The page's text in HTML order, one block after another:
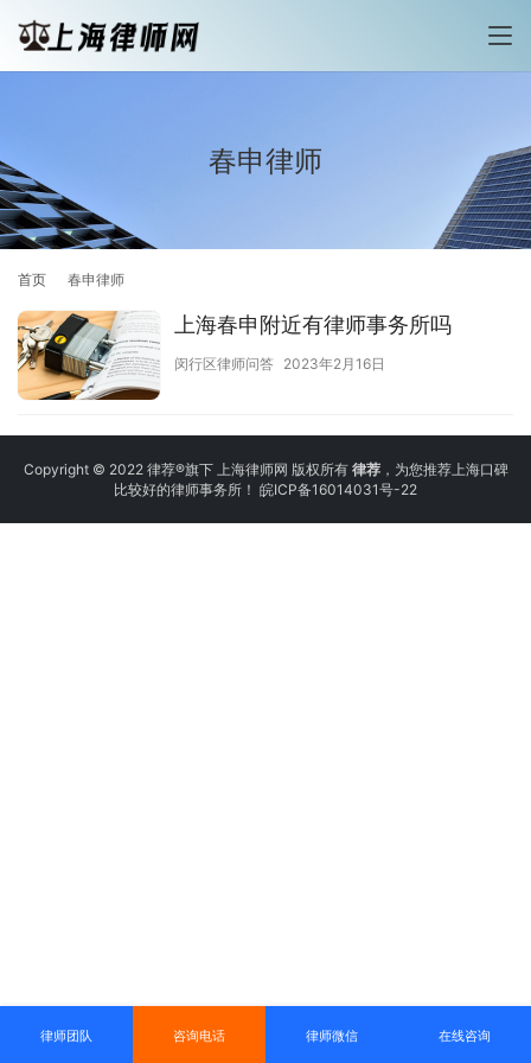
春申律师
首页 春申律师
上海春申附近有律师事务所吗
闵行区律师问答 2023年2月16日
Copyright © 2022 律荐®旗下 上海律师网 版权所有 律荐，为您推荐上海口碑
比较好的律师事务所！ 皖ICP备16014031号-22
律师团队 咨询电话 律师微信 在线咨询